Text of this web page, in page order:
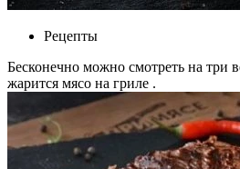
Рецепты
Бесконечно можно смотреть на три
жарится мясо на гриле .